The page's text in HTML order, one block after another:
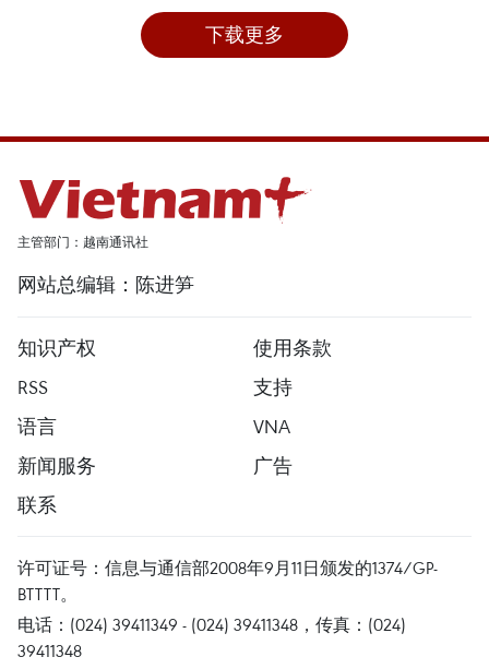
下载更多
主管部门：越南通讯社
网站总编辑：陈进笋
知识产权
使用条款
RSS
支持
语言
VNA
新闻服务
广告
联系
许可证号：信息与通信部2008年9月11日颁发的1374/GP-
BTTTT。
电话：(024) 39411349 - (024) 39411348，传真：(024)
39411348